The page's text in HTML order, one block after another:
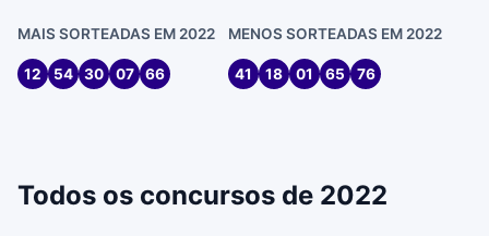
MAIS SORTEADAS EM 2022
12 54 30 07 66
MENOS SORTEADAS EM 2022
41 18 01 65 76
Todos os concursos de 2022